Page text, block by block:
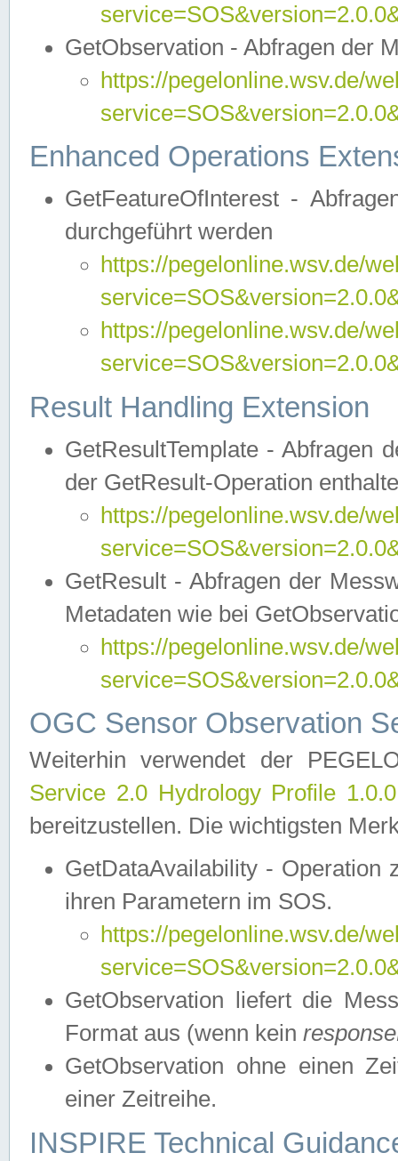
GetObservation - Abfragen der
https://pegelonline.wsv.de/
Enhanced Operations
GetFeatureOfInterest -
durchgeführt werden
https://pegelonline.wsv.de/
https://pegelonline.wsv.de/
Result Handling Extension
GetResultTemplate - Abfragen
der GetResult-Operation
https://pegelonline.wsv.de/
GetResult - Abfragen der
Metadaten wie bei
https://pegelonline.wsv.de/
OGC Sensor Observation
Weiterhin verwendet der
Service 2.0 Hydrology Profile
bereitzustellen. Die wichtigsten
GetDataAvailability - Operation
ihren Parametern im SOS.
https://pegelonline.wsv.de/
GetObservation liefert die
Format aus (wenn kein
GetObservation ohne einen
einer Zeitreihe.
INSPIRE Technical